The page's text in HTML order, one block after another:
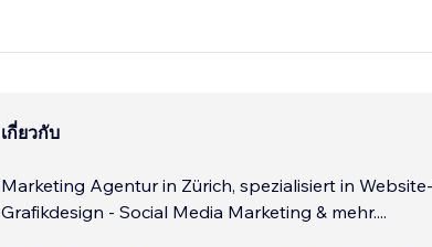
เกี่ยวกับ
Marketing Agentur in Zürich, spezialisiert in
Grafikdesign - Social Media Marketing & mehr....